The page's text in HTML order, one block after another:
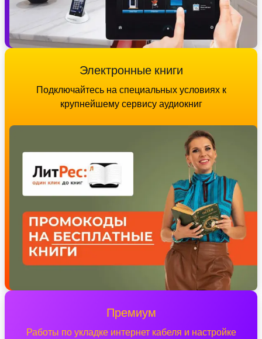
Электронные книги
Подключайтесь на специальных условиях к
крупнейшему сервису аудиокниг
Премиум
Работы по укладке интернет кабеля и настройке